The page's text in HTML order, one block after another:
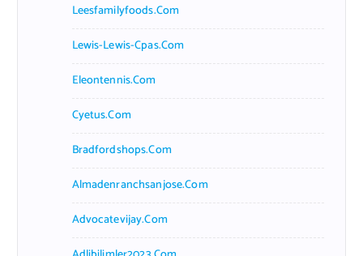
Leesfamilyfoods.com
Lewis-Lewis-Cpas.com
Eleontennis.com
Cyetus.com
Bradfordshops.com
Almadenranchsanjose.com
Advocatevijay.com